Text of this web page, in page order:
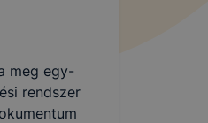
meg egy-
rendszer